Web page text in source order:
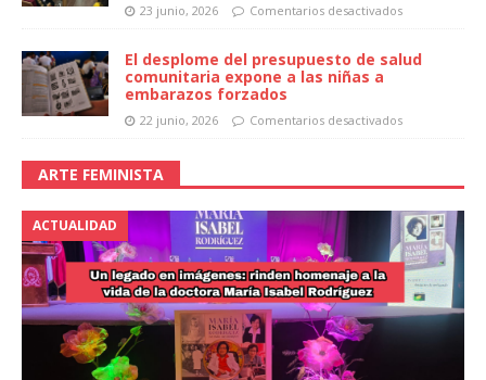
23 junio, 2026 Comentarios desactivados
El desplome del presupuesto de salud
comunitaria expone a las niñas a
embarazos forzados
22 junio, 2026 Comentarios desactivados
ARTE FEMINISTA
ACTUALIDAD